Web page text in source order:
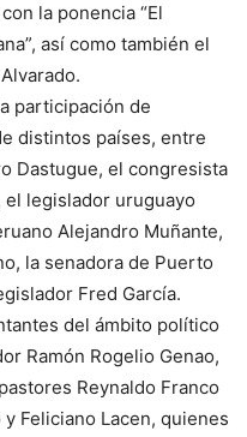
la ponencia “El
así como también el
participación de
distintos países, entre
Dastugue, el congresista
legislador uruguayo
Alejandro Muñante,
la senadora de Puerto
Fred García.
del ámbito político
Ramón Rogelio Genao,
Reynaldo Franco
Feliciano Lacen, quienes